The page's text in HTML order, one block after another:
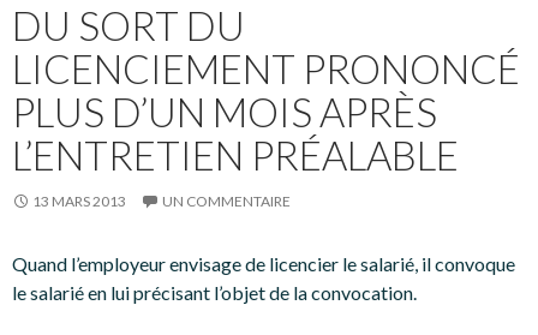
DU SORT DU
LICENCIEMENT PRONONCÉ
PLUS D’UN MOIS APRÈS
L’ENTRETIEN PRÉALABLE
13 MARS 2013 UN COMMENTAIRE
Quand l’employeur envisage de licencier le salarié, il convoque
le salarié en lui précisant l’objet de la convocation.